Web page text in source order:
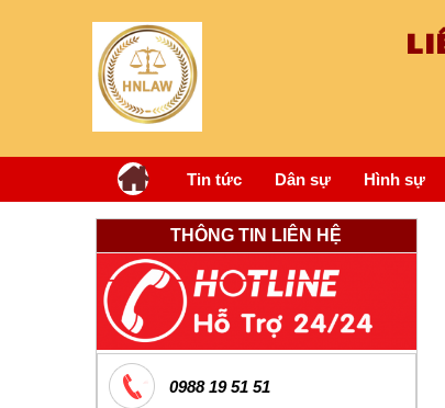
Tin tức Dân sự Hình sự
THÔNG TIN LIÊN HỆ
0988 19 51 51